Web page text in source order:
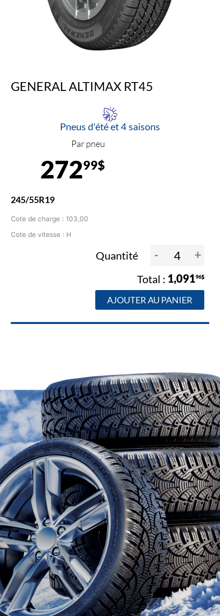
GENERAL ALTIMAX RT45
Pneus d'été et 4 saisons
Par pneu
27299$
245/55R19
Cote de charge : 103,00
Cote de vitesse : H
Quantité - +
1,09196$
AJOUTER AU PANIER